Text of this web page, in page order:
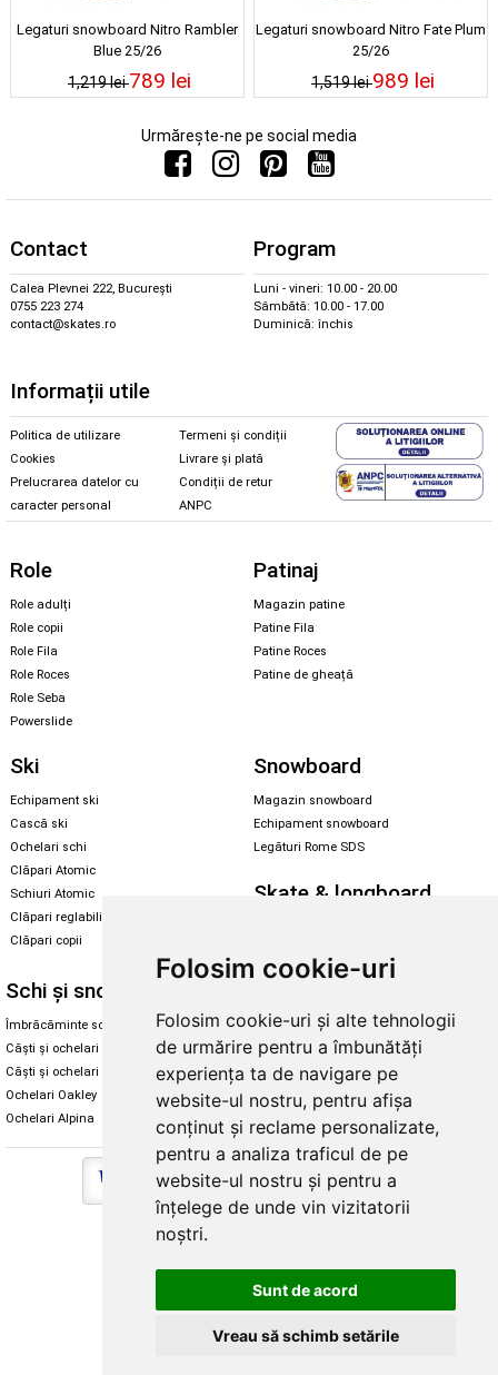
Folosim cookie-uri
Folosim cookie-uri și alte tehnologii
de urmărire pentru a îmbunătăți
experiența ta de navigare pe
website-ul nostru, pentru afișa
conținut și reclame personalizate,
pentru a analiza traficul de pe
website-ul nostru și pentru a
înțelege de unde vin vizitatorii
noștri.
Sunt de acord
Vreau să schimb setările
Legaturi snowboard Nitro Rambler
Blue 25/26
1,219 lei789 lei
Legaturi snowboard Nitro Fate Plum
25/26
1,519 lei989 lei
Urmărește-ne pe social media
Contact
Calea Plevnei 222, București
0755 223 274
contact@skates.ro
Program
Luni - vineri: 10.00 - 20.00
Sâmbătă: 10.00 - 17.00
Duminică: închis
Informații utile
Politica de utilizare
Cookies
Prelucrarea datelor cu
caracter personal
Termeni și condiții
Livrare și plată
Condiții de retur
ANPC
Role
Role adulți
Role copii
Role Fila
Role Roces
Role Seba
Powerslide
Patinaj
Magazin patine
Patine Fila
Patine Roces
Patine de gheață
Ski
Echipament ski
Cască ski
Ochelari schi
Clăpari Atomic
Schiuri Atomic
Clăpari reglabili
Clăpari copii
Snowboard
Magazin snowboard
Echipament snowboard
Legături Rome SDS
Skate & longboard
Schi și snowboard
Îmbrăcăminte schi și snowboard
Căști și ochelari de iarnă
Căști și ochelari Alpina
Ochelari Oakley
Ochelari Alpina
Cum aleg rolele
Cum aleg ochelarii
Ochelari de soare Oakley
Ochelari de soare Alpina
Intretinere manusi
Copyright © 2026 Skates.ro | SC Zmart Skating SRL